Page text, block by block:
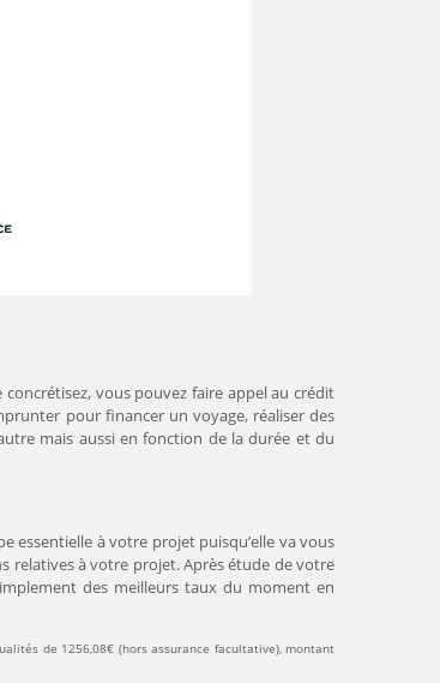
vous pouvez faire appel au crédit
pour financer un voyage, réaliser des
mais aussi en fonction de la durée et du
essentielle à votre projet puisqu’elle va vous
relatives à votre projet. Après étude de votre
des meilleurs taux du moment en
de 1256,08€ (hors assurance facultative), montant